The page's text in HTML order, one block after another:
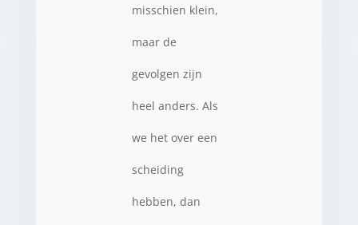
misschien klein,
maar de
gevolgen zijn
heel anders. Als
we het over een
scheiding
hebben, dan